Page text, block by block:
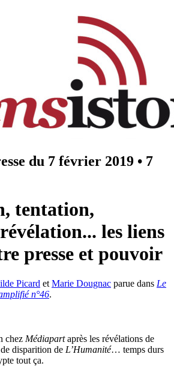
du 7 février 2019 • 7
tentation,
les liens
presse et pouvoir
Picard et Marie Dougnac parue dans Le
n°46.
chez Médiapartaprès les révélations de
disparition de L’Humanité… temps durs
tout ça.